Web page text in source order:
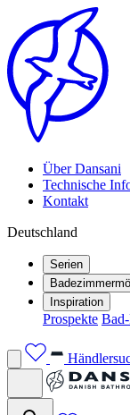
Über Dansani
Technische
Kontakt
Deutschland
Serien
Inspiration
Prospekte